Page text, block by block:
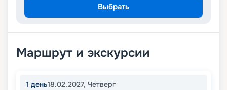
Выбрать
Маршрут и экскурсии
1 день18.02.2027, Четверг